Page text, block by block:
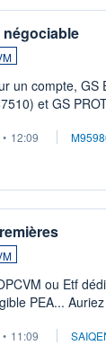
négociable
un compte, GS
et GS
on me signale
• 12:09
ou Etf
PEA...
• 11:09